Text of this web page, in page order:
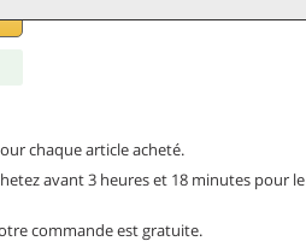
chaque article acheté.
avant 3 heures et 18 minutes pour le
commande est gratuite.